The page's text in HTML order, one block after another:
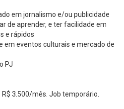
em jornalismo e/ou publicidade
de aprender, e ter facilidade em
e rápidos
em eventos culturais e mercado de
PJ
3.500/mês. Job temporário.